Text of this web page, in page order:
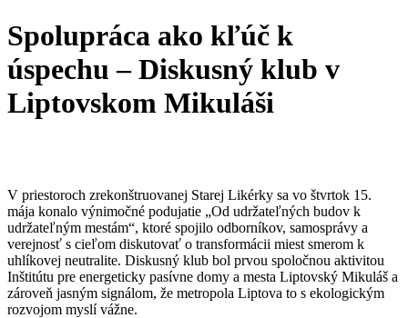
Spolupráca ako kľúč k
úspechu – Diskusný klub v
Liptovskom Mikuláši
V priestoroch zrekonštruovanej Starej Likérky sa vo štvrtok 15.
mája konalo výnimočné podujatie „Od udržateľných budov k
udržateľným mestám“, ktoré spojilo odborníkov, samosprávy a
verejnosť s cieľom diskutovať o transformácii miest smerom k
uhlíkovej neutralite. Diskusný klub bol prvou spoločnou aktivitou
Inštitútu pre energeticky pasívne domy a mesta Liptovský Mikuláš a
zároveň jasným signálom, že metropola Liptova to s ekologickým
rozvojom myslí vážne.